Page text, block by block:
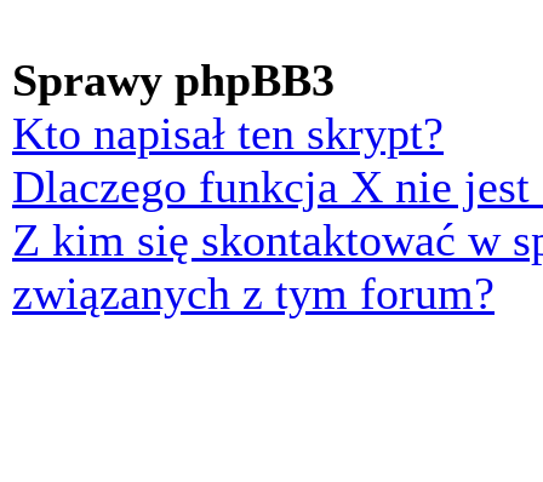
Sprawy phpBB3
Kto napisał ten skrypt?
Dlaczego funkcja X nie jest
Z kim się skontaktować w
związanych z tym forum?